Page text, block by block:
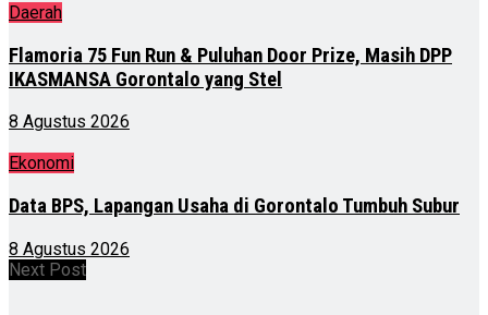
Daerah
Flamoria 75 Fun Run & Puluhan Door Prize, Masih DPP
IKASMANSA Gorontalo yang Stel
8 Agustus 2026
Ekonomi
Data BPS, Lapangan Usaha di Gorontalo Tumbuh Subur
8 Agustus 2026
Next Post